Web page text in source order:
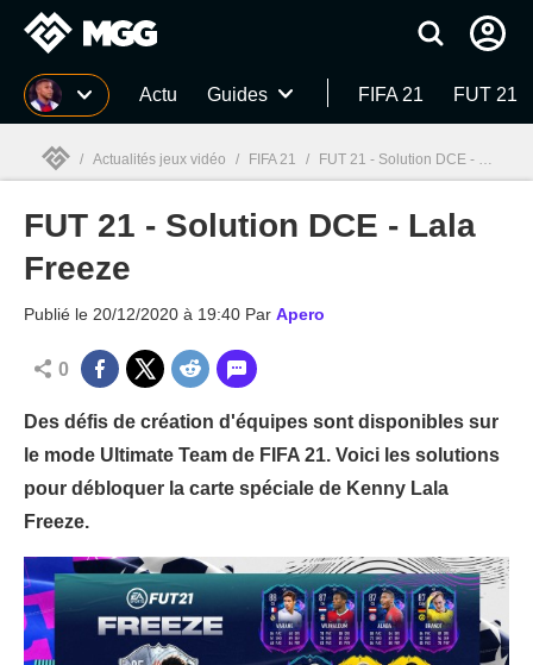
MGG Actu Guides FIFA 21 FUT 21
MGG
/ Actualités jeux vidéo / FIFA 21 / FUT 21 - Solution DCE - Lala Freeze
FUT 21 - Solution DCE - Lala
Freeze
Publié le 20/12/2020 à 19:40 Par Apero
0
Des défis de création d'équipes sont disponibles sur
le mode Ultimate Team de FIFA 21. Voici les solutions
pour débloquer la carte spéciale de Kenny Lala
Freeze.